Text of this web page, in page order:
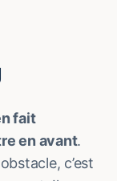
fait
en avant.
c’est